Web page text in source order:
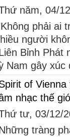
năm, 04/
phải ai
người
Bỉnh Phát
Nam gây
of
nhạc thế
tư, 03/12/
tràng